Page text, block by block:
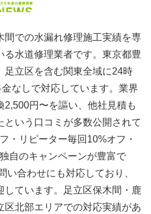
間での水漏れ修理施工実績を専
る水道修理業者です。東京都豊
足立区を含む関東全域に24時
なしで対応しています。業界
円〜を謳い、他社見積も
という口コミが多数公開されて
・リピーター毎回10%オフ・
自のキャンペーンが豊富で
い合わせにも対応しており、
しています。足立区保木間・鹿
区北部エリアでの対応実績があ